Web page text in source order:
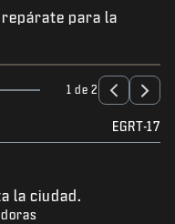
para la
1 de 2
EGRT-17
la ciudad.